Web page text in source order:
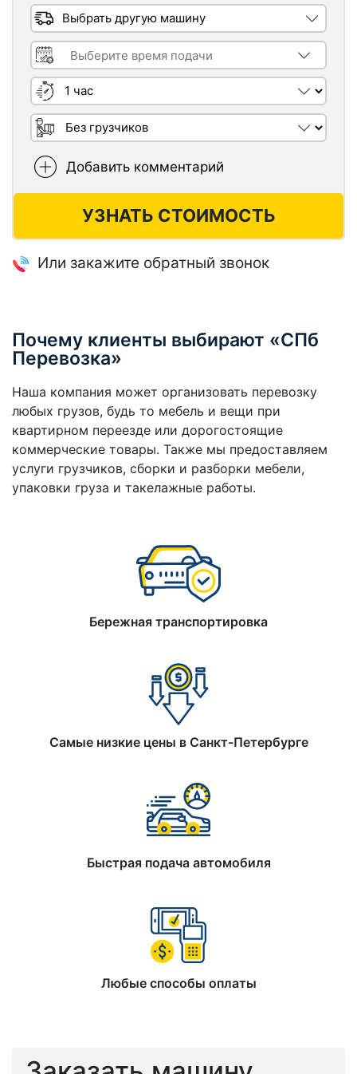
Выбрать другую машину
Время подачи машины
Длительность заказа
Необходимость грузчиков
Добавить комментарий
УЗНАТЬ СТОИМОСТЬ
Или закажите обратный звонок
Почему клиенты выбирают «СПб
Перевозка»
Наша компания может организовать перевозку
любых грузов, будь то мебель и вещи при
квартирном переезде или дорогостоящие
коммерческие товары. Также мы предоставляем
услуги грузчиков, сборки и разборки мебели,
упаковки груза и такелажные работы.
Бережная транспортировка
Самые низкие цены в Санкт-Петербурге
Быстрая подача автомобиля
Любые способы оплаты